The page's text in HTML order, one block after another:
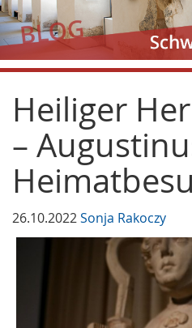
Heiliger
–
26.10.2022Sonja Rakoczy